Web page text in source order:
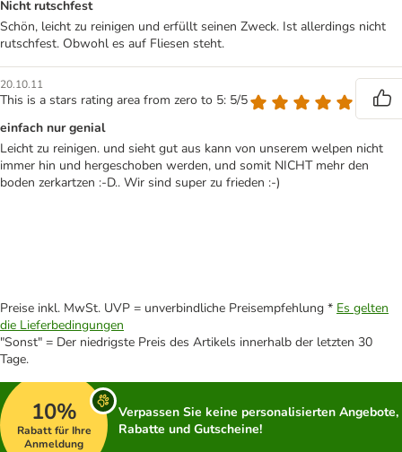
Nicht rutschfest
Schön, leicht zu reinigen und erfüllt seinen Zweck. Ist allerdings nicht
rutschfest. Obwohl es auf Fliesen steht.
20.10.11
This is a stars rating area from zero to 5: 5/5
einfach nur genial
Leicht zu reinigen. und sieht gut aus kann von unserem welpen nicht
immer hin und hergeschoben werden, und somit NICHT mehr den
boden zerkartzen :-D.. Wir sind super zu frieden :-)
Preise inkl. MwSt. UVP = unverbindliche Preisempfehlung * Es gelten
die Lieferbedingungen
"Sonst" = Der niedrigste Preis des Artikels innerhalb der letzten 30
Tage.
10%
Rabatt für Ihre
Anmeldung
Verpassen Sie keine personalisierten Angebote,
Rabatte und Gutscheine!